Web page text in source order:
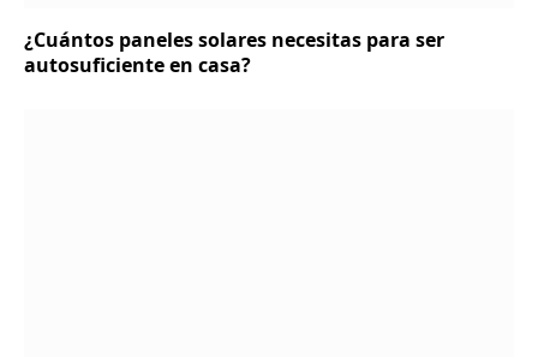
¿Cuántos paneles solares necesitas para ser
autosuficiente en casa?